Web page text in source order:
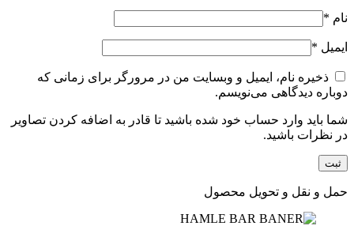
نام *
ایمیل *
ذخیره نام، ایمیل و وبسایت من در مرورگر برای زمانی که
دوباره دیدگاهی می‌نویسم.
شما باید وارد حساب خود شده باشید تا قادر به اضافه کردن تصاویر
در نظرات باشید.
حمل و نقل و تحویل محصول